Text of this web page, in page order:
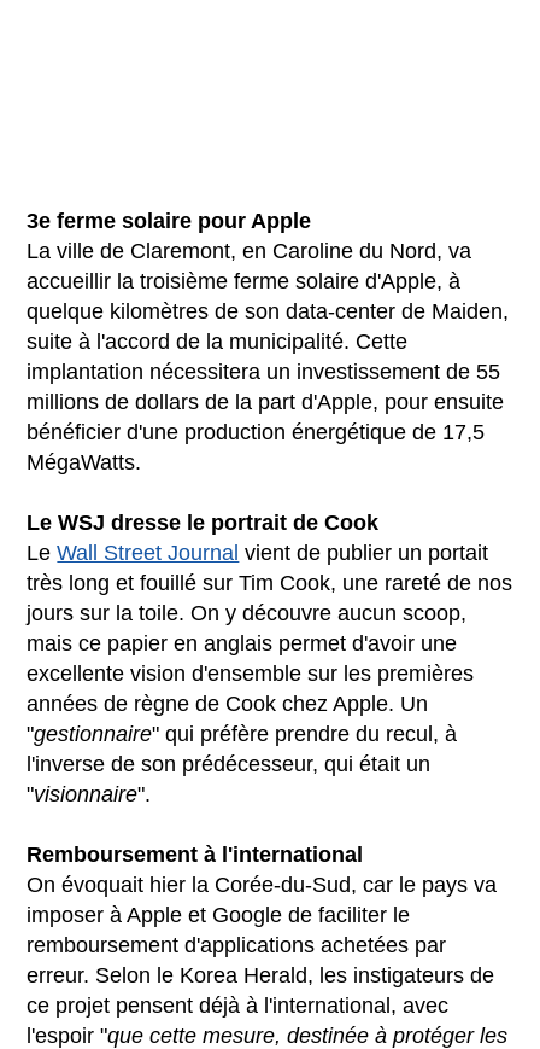
3e ferme solaire pour Apple
La ville de Claremont, en Caroline du Nord, va
accueillir la troisième ferme solaire d'Apple, à
quelque kilomètres de son data-center de Maiden,
suite à l'accord de la municipalité. Cette
implantation nécessitera un investissement de 55
millions de dollars de la part d'Apple, pour ensuite
bénéficier d'une production énergétique de 17,5
MégaWatts.
Le WSJ dresse le portrait de Cook
LeWall Street Journal vient de publier un portait
très long et fouillé sur Tim Cook, une rareté de nos
jours sur la toile. On y découvre aucun scoop,
mais ce papier en anglais permet d'avoir une
excellente vision d'ensemble sur les premières
années de règne de Cook chez Apple. Un
"gestionnaire" qui préfère prendre du recul, à
l'inverse de son prédécesseur, qui était un
"visionnaire".
Remboursement à l'international
On évoquait hier la Corée-du-Sud, car le pays va
imposer à Apple et Google de faciliter le
remboursement d'applications achetées par
erreur. Selon le Korea Herald, les instigateurs de
ce projet pensent déjà à l'international, avec
l'espoir "que cette mesure, destinée à protéger les